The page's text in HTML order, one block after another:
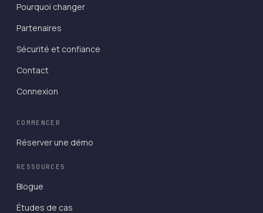
Pourquoi changer
Partenaires
Sécurité et confiance
Contact
Connexion
COMMENCER
Réserver une démo
RESSOURCES
Blogue
Études de cas